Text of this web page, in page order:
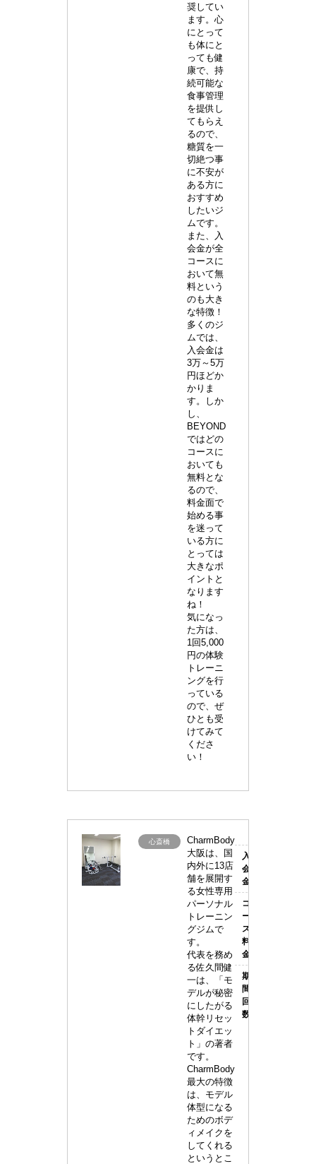
奨してい
ます。心
にとって
も体にと
っても健
康で、持
続可能な
食事管理
を提供し
てもらえ
るので、
糖質を一
切絶つ事
に不安が
ある方に
おすすめ
したいジ
ムです。
また、入
会金が全
コースに
おいて無
料という
のも大き
な特徴！
多くのジ
ムでは、
入会金は
3万～5万
円ほどか
かりま
す。しか
し、
BEYOND
ではどの
コースに
おいても
無料とな
るので、
料金面で
始める事
を迷って
いる方に
とっては
大きなポ
イントと
なります
ね！
気になっ
た方は、
1回5,000
円の体験
トレーニ
ングを行
っている
ので、ぜ
ひとも受
けてみて
くださ
い！
心斎橋
Charm
Body(チ
ャ
ー
ム
ボ
デ
ィ)
大
阪
店
CharmBody
大阪は、国
内外に13店
舗を展開す
る女性専用
パーソナル
トレーニン
グジムで
す。
代表を務め
る佐久間健
一は、「モ
デルが秘密
にしたがる
体幹リセッ
トダイエッ
ト」の著者
です。
CharmBody
最大の特徴
は、モデル
体型になる
ためのボデ
ィメイクを
してくれる
というとこ
入
会
金
お問い合
わせくだ
さい
コ
ー
ス
料
金
70,000
円(税抜)
期
間・
回
数
1ヶ月8
回